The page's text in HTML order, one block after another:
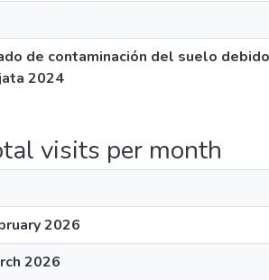
de contaminación del suelo
2024
visits per month
2026
2026